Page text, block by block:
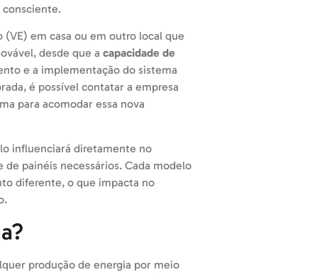
em casa ou em outro local que
desde que acapacidade de
e a implementação do sistema
é possível contatar a empresa
para acomodar essa nova
influenciará diretamente no
painéis necessários. Cada modelo
diferente, o que impacta no
produção de energia por meio